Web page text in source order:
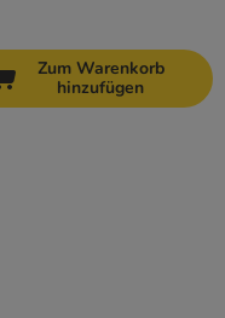
Zum Warenkorb
hinzufügen